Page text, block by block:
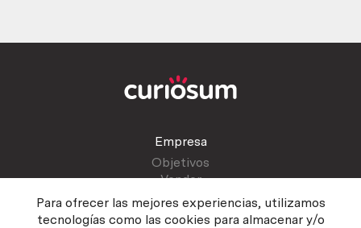
Para ofrecer las mejores experiencias, utilizamos
tecnologías como las cookies para almacenar y/o
Empresa
Objetivos
Vender